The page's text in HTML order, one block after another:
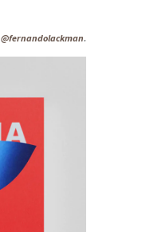
@fernandolackman.